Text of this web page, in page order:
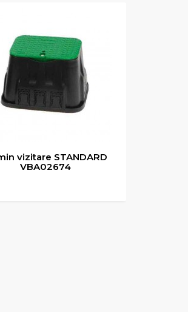
Placa mica fixare doza, cu
protectie tencuire, garnitura